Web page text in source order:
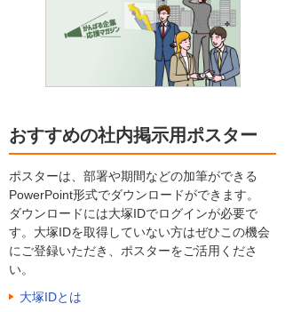
おすすめの社内掲示用ポスター
ポスターは、部署や期間などの加筆ができる
PowerPoint形式でダウンロードができます。
ダウンロードには大塚IDでログインが必要で
す。大塚IDを取得していない方はぜひこの機会
にご登録いただき、ポスターをご活用くださ
い。
大塚IDとは